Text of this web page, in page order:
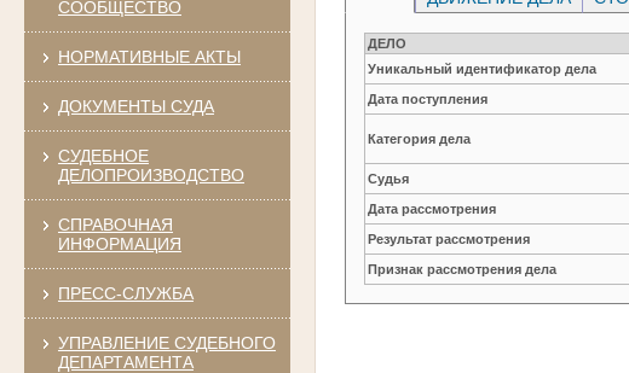
СООБЩЕСТВО
НОРМАТИВНЫЕ АКТЫ
ДОКУМЕНТЫ СУДА
СУДЕБНОЕ
ДЕЛОПРОИЗВОДСТВО
СПРАВОЧНАЯ
ИНФОРМАЦИЯ
ПРЕСС-СЛУЖБА
УПРАВЛЕНИЕ СУДЕБНОГО
ДЕПАРТАМЕНТА
ДЕЛО
Уникальный идентификатор дела
Дата поступления
Категория дела
Судья
Дата рассмотрения
Результат рассмотрения
Признак рассмотрения дела